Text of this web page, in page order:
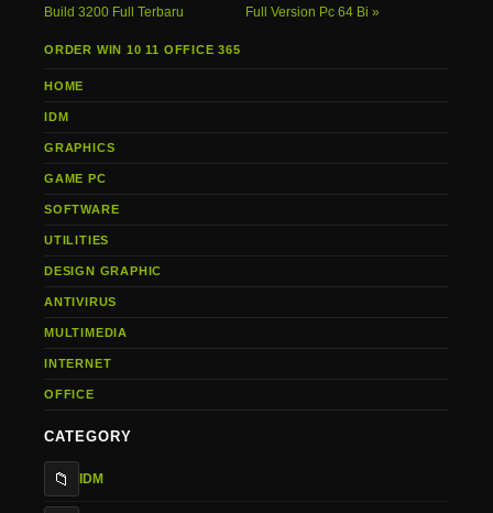
Build 3200 Full Terbaru
Full Version Pc 64 Bi
ORDER WIN 10 11 OFFICE 365
HOME
IDM
GRAPHICS
GAME PC
SOFTWARE
UTILITIES
DESIGN GRAPHIC
ANTIVIRUS
MULTIMEDIA
INTERNET
OFFICE
CATEGORY
📁 IDM